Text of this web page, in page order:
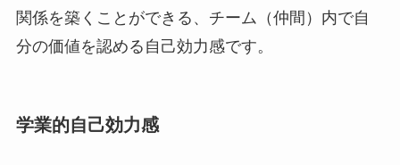
関係を築くことができる、チーム（仲間）内で自
分の価値を認める自己効力感です。
学業的自己効力感